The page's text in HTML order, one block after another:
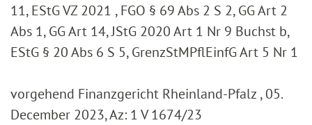
11, EStG VZ 2021 , FGO § 69 Abs 2 S 2, GG Art 2
Abs 1, GG Art 14, JStG 2020 Art 1 Nr 9 Buchst b,
EStG § 20 Abs 6 S 5, GrenzStMPflEinfG Art 5 Nr 1
vorgehend Finanzgericht Rheinland-Pfalz , 05.
December 2023, Az: 1 V 1674/23